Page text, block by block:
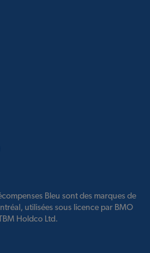
Bleu sont des marques de
utilisées sous licence par BMO
Holdco Ltd.